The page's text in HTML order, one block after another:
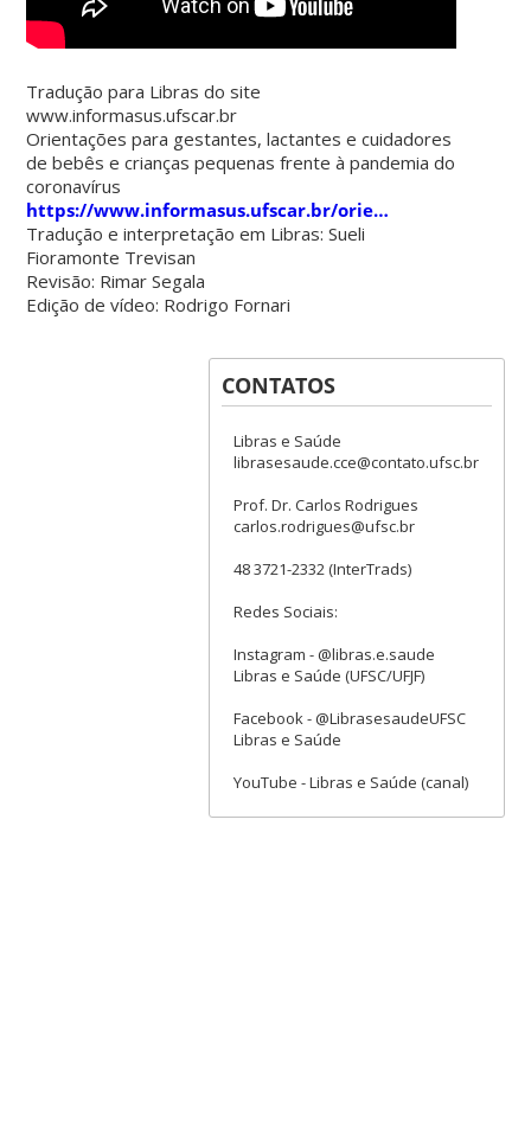
Tradução para Libras do site
www.informasus.ufscar.br
Orientações para gestantes, lactantes e cuidadores
de bebês e crianças pequenas frente à pandemia do
coronavírus
https://www.informasus.ufscar.br/orie…
Tradução e interpretação em Libras: Sueli
Fioramonte Trevisan
Revisão: Rimar Segala
Edição de vídeo: Rodrigo Fornari
CONTATOS
Libras e Saúde
librasesaude.cce@contato.ufsc.br
Prof. Dr. Carlos Rodrigues
carlos.rodrigues@ufsc.br
48 3721-2332 (InterTrads)
Redes Sociais:
Instagram - @libras.e.saude
Libras e Saúde (UFSC/UFJF)
Facebook - @LibrasesaudeUFSC
Libras e Saúde
YouTube - Libras e Saúde (canal)